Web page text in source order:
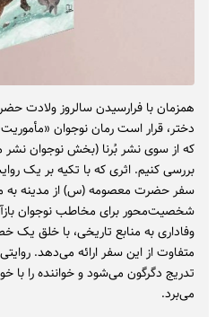
همزمان با فرارسیدن سالروز ولادت
دختر، قرار است رمان نوجوان
که از سوی نشر بُرنا (بخش نوجوان
بررسی کنیم. اثری که با تکیه بر یک
سفر حضرت معصومه (س) از مدینه به
شخصیت‌محور برای مخاطب نوجوان
وفاداری به منابع تاریخی، با خلق یک
متفاوت از این سفر ارائه می‌دهد.
تدریج دگرگون می‌شود و خواننده را با
می‌برد.